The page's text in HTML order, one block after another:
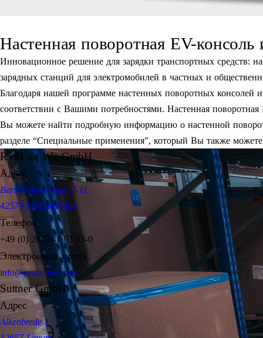
Настенная поворотная EV-консоль
Инновационное решение для зарядки транспортных средств:
зарядных станций для электромобилей в частных и
Благодаря нашей программе настенных поворотных консолей
соответствии с Вашими потребностями. Настенная
Вы можете найти подробную информацию о настенной
разделе “Специальные применения”, который Вы также можете
R+M de Wit GmbH
Адрес
Bertha-Benz-Allee 7-11
42579 Heiligenhaus
Телефон
+49 (0) 20 56-1 63 33-0
Электронная почта
info@rm-suttner.com
Suttner GmbH
Адрес
Alkenbrede 1